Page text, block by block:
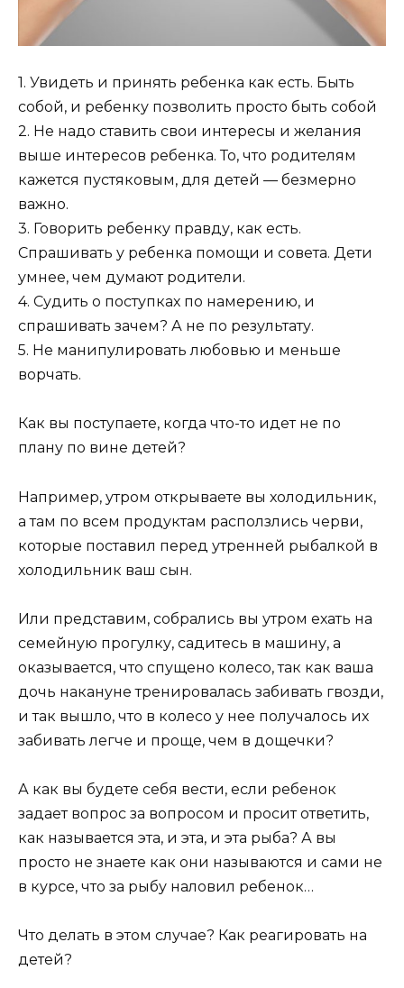
1. Увидеть и принять ребенка как есть. Быть
собой, и ребенку позволить просто быть собой
2. Не надо ставить свои интересы и желания
выше интересов ребенка. То, что родителям
кажется пустяковым, для детей — безмерно
важно.
3. Говорить ребенку правду, как есть.
Спрашивать у ребенка помощи и совета. Дети
умнее, чем думают родители.
4. Судить о поступках по намерению, и
спрашивать зачем? А не по результату.
5. Не манипулировать любовью и меньше
ворчать.
Как вы поступаете, когда что-то идет не по
плану по вине детей?
Например, утром открываете вы холодильник,
а там по всем продуктам расползлись черви,
которые поставил перед утренней рыбалкой в
холодильник ваш сын.
Или представим, собрались вы утром ехать на
семейную прогулку, садитесь в машину, а
оказывается, что спущено колесо, так как ваша
дочь накануне тренировалась забивать гвозди,
и так вышло, что в колесо у нее получалось их
забивать легче и проще, чем в дощечки?
А как вы будете себя вести, если ребенок
задает вопрос за вопросом и просит ответить,
как называется эта, и эта, и эта рыба? А вы
просто не знаете как они называются и сами не
в курсе, что за рыбу наловил ребенок…
Что делать в этом случае? Как реагировать на
детей?